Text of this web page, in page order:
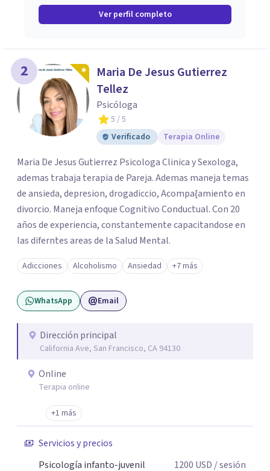
Ver perfil completo
2
Maria De Jesus Gutierrez
Tellez
Psicóloga
5 / 5
Verificado
Terapia Online
Maria De Jesus Gutierrez Psicologa Clinica y Sexologa,
ademas trabaja terapia de Pareja. Ademas maneja temas
de ansieda, depresion, drogadiccio, Acompa{amiento en
divorcio. Maneja enfoque Cognitivo Conductual. Con 20
años de experiencia, constantemente capacitandose en
las diferntes areas de la Salud Mental.
Adicciones Alcoholismo Ansiedad +7 más
WhatsApp Email
Dirección principal
California Ave, San Francisco, CA 94130
Online
Terapia online
+1 más
Servicios y precios
Psicología infanto-juvenil
1200 USD / sesión